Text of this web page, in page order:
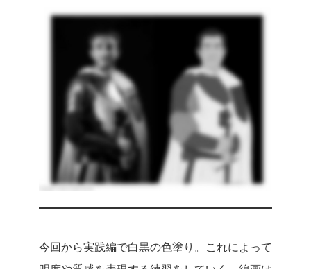
今回から実践編で白黒の色塗り。これによって